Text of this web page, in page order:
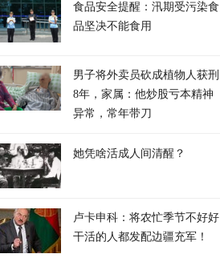
食品安全提醒：汛期受污染食
品坚决不能食用
男子将外卖员砍成植物人获刑
8年，家属：他炒股亏本精神
异常，常年带刀
她凭啥活成人间清醒？
卢卡申科：将农忙季节不好好
干活的人都发配边疆充军！